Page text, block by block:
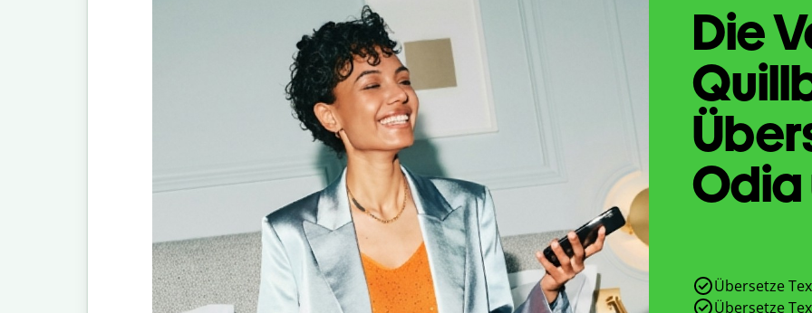
Die
Odia
Übersetze
Übersetze